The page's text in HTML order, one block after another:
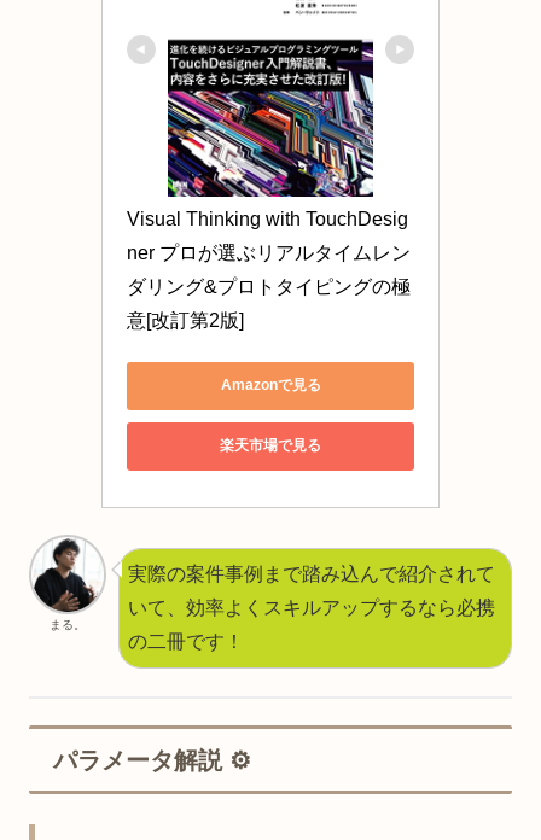
Visual Thinking with TouchDesig
ner プロが選ぶリアルタイムレン
ダリング&プロトタイピングの極
意[改訂第2版]
Amazonで見る
楽天市場で見る
まる。
実際の案件事例まで踏み込んで紹介されて
いて、効率よくスキルアップするなら必携
の二冊です！
パラメータ解説 ⚙️